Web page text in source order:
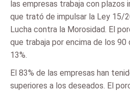
las empresas trabaja con plazos
que trató de impulsar la Ley 15/
Lucha contra la Morosidad. El
que trabaja por encima de los 90
13%.
El 83% de las empresas han
superiores a los deseados. El